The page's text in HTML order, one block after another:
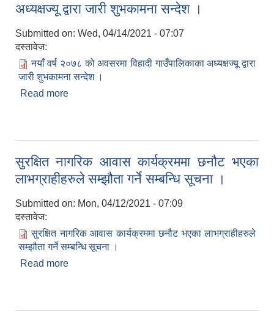
अध्यक्षज्यू द्वारा जारी शुभकामना सन्देश ।
Submitted on: Wed, 04/14/2021 - 07:07
दस्तावेज:
नयाँ वर्ष २०७८ को अवसरमा विहादी गाउँपालिकाका अध्यक्षज्यू द्वारा
जारी शुभकामना सन्देश ।
Read more
सुरक्षित नागरिक आवास कार्यक्रममा छनौट भएका
लाभग्राहीहरुले सम्झौता गर्ने सम्बन्धि सूचना ।
Submitted on: Mon, 04/12/2021 - 07:09
दस्तावेज:
सुरक्षित नागरिक आवास कार्यक्रममा छनौट भएका लाभग्राहीहरुले
सम्झौता गर्ने सम्बन्धि सूचना ।
Read more